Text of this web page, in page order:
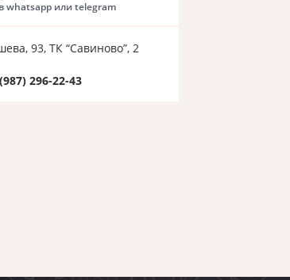
whatsapp или telegram
93, ТК “Савиново”, 2
296-22-43